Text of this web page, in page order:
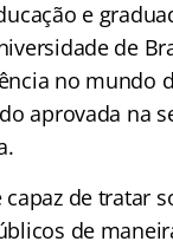
e
de
no mundo
aprovada na
de tratar
de